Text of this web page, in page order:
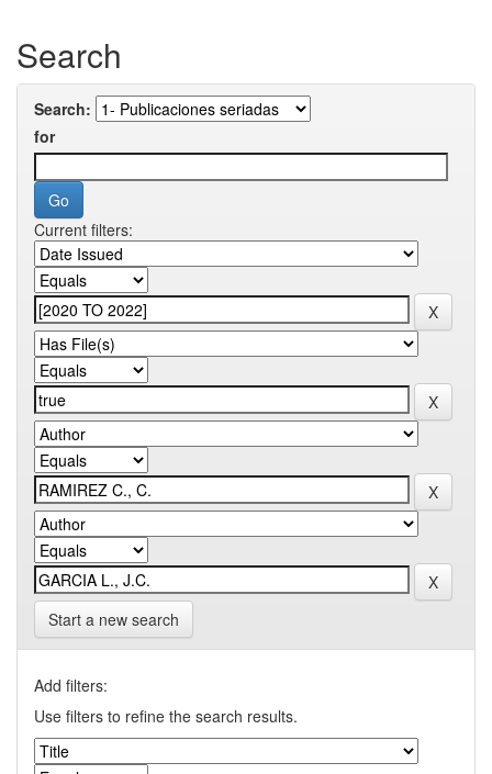
Search
Search:
for
Current filters:
Start a new search
Add filters:
Use filters to refine the search results.